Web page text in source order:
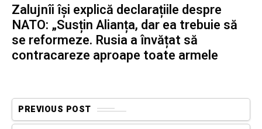
Zalujnîi își explică declarațiile despre
NATO: „Susțin Alianța, dar ea trebuie să
se reformeze. Rusia a învățat să
contracareze aproape toate armele
PREVIOUS POST